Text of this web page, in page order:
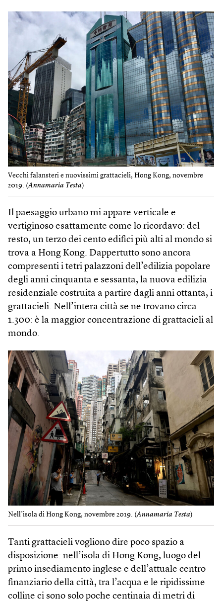
Vecchi falansteri e nuovissimi grattacieli, Hong Kong, novembre
2019. (Annamaria Testa)
Il paesaggio urbano mi appare verticale e
vertiginoso esattamente come lo ricordavo: del
resto, un terzo dei cento edifici più alti al mondo si
trova a Hong Kong. Dappertutto sono ancora
compresenti i tetri palazzoni dell’edilizia popolare
degli anni cinquanta e sessanta, la nuova edilizia
residenziale costruita a partire dagli anni ottanta, i
grattacieli. Nell’intera città se ne trovano circa
1.300: è la maggior concentrazione di grattacieli al
mondo.
Nell’isola di Hong Kong, novembre 2019. (Annamaria Testa)
Tanti grattacieli vogliono dire poco spazio a
disposizione: nell’isola di Hong Kong, luogo del
primo insediamento inglese e dell’attuale centro
finanziario della città, tra l’acqua e le ripidissime
colline ci sono solo poche centinaia di metri di